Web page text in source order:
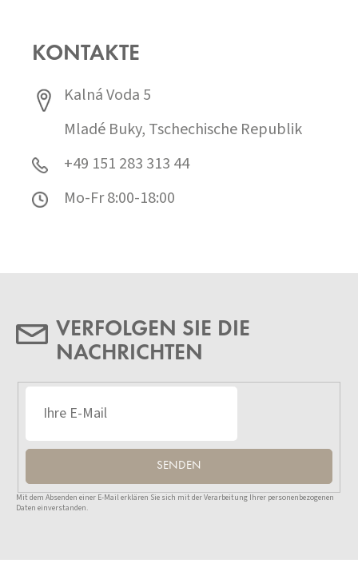
KONTAKTE
Kalná Voda 5
Mladé Buky, Tschechische Republik
+49 151 283 313 44
Mo-Fr 8:00-18:00
VERFOLGEN SIE DIE
NACHRICHTEN
SENDEN
Mit dem Absenden einer E-Mail erklären Sie sich mit der Verarbeitung Ihrer personenbezogenen
Daten einverstanden.